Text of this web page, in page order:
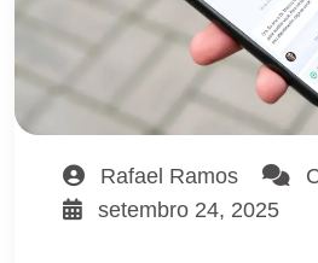
Rafael Ramos
setembro 24, 2025